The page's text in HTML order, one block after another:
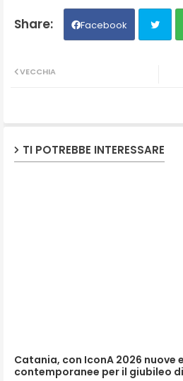
Facebook
VECCHIA
TI POTREBBE INTERESSARE
Catania, con IconA 2026 nuove
contemporanee per il giubileo